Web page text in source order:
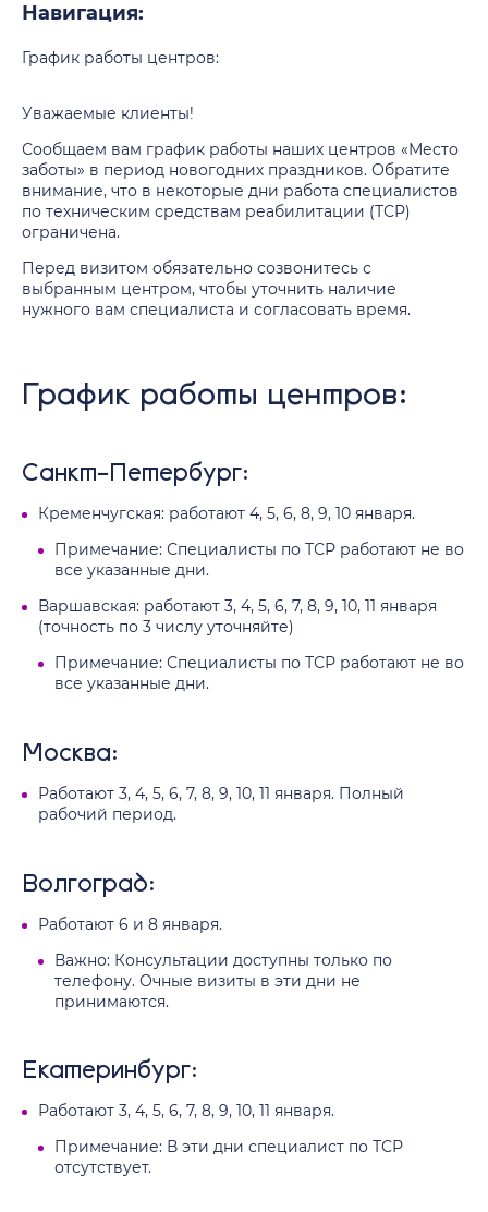
Навигация:
График работы центров:
Уважаемые клиенты!
Сообщаем вам график работы наших центров «Место
заботы» в период новогодних праздников. Обратите
внимание, что в некоторые дни работа специалистов
по техническим средствам реабилитации (ТСР)
ограничена.
Перед визитом обязательно созвонитесь с
выбранным центром, чтобы уточнить наличие
нужного вам специалиста и согласовать время.
График работы центров:
Санкт-Петербург:
Кременчугская: работают 4, 5, 6, 8, 9, 10 января.
Примечание: Специалисты по ТСР работают не во
все указанные дни.
Варшавская: работают 3, 4, 5, 6, 7, 8, 9, 10, 11 января
(точность по 3 числу уточняйте)
Примечание: Специалисты по ТСР работают не во
все указанные дни.
Москва:
Работают 3, 4, 5, 6, 7, 8, 9, 10, 11 января. Полный
рабочий период.
Волгоград:
Работают 6 и 8 января.
Важно: Консультации доступны только по
телефону. Очные визиты в эти дни не
принимаются.
Екатеринбург:
Работают 3, 4, 5, 6, 7, 8, 9, 10, 11 января.
Примечание: В эти дни специалист по ТСР
отсутствует.